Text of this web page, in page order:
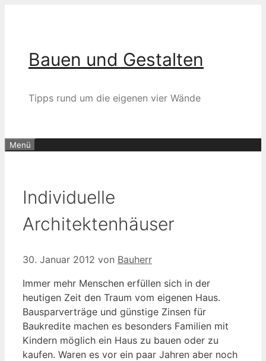
Bauen und Gestalten
Tipps rund um die eigenen vier Wände
Menü
Individuelle
Architektenhäuser
30. Januar 2012 von Bauherr
Immer mehr Menschen erfüllen sich in der
heutigen Zeit den Traum vom eigenen Haus.
Bausparverträge und günstige Zinsen für
Baukredite machen es besonders Familien mit
Kindern möglich ein Haus zu bauen oder zu
kaufen. Waren es vor ein paar Jahren aber noch